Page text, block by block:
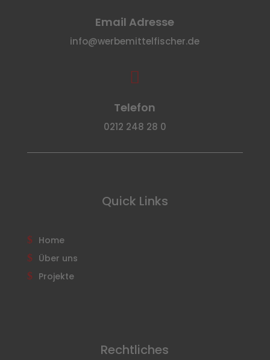
Email Adresse
info@werbemittelfischer.de

Telefon
0212 248 28 0
Quick Links
Home
Über uns
Projekte
Rechtliches